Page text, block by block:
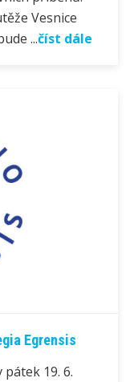
Vesnice
...číst dále
Egrensis
19. 6.